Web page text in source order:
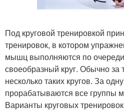
Под круговой тренировкой
тренировок, в котором
мышц выполняются по
своеобразный круг. Обычно за
несколько таких кругов. За
прорабатываются все группы
Варианты круговых